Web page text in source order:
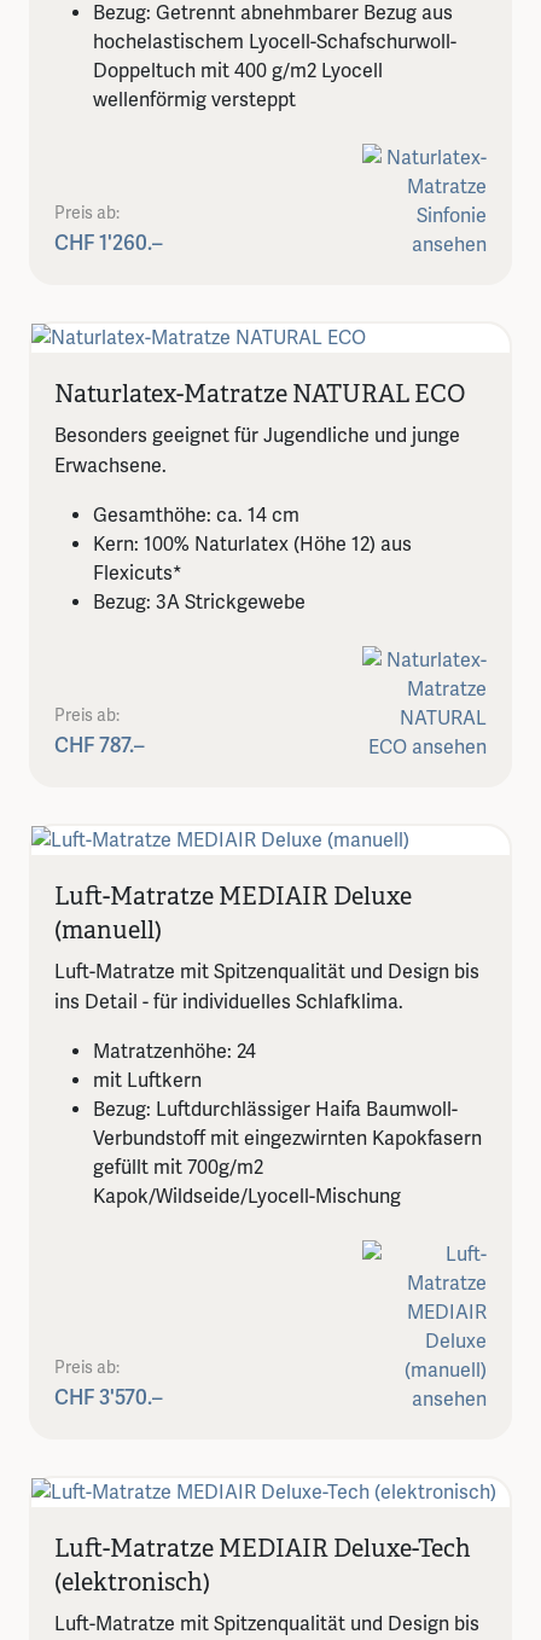
Bezug: Getrennt abnehmbarer Bezug aus
hochelastischem Lyocell-Schafschurwoll-
Doppeltuch mit 400 g/m2 Lyocell
wellenförmig versteppt
Preis ab:
CHF 1'260.–
Naturlatex-Matratze NATURAL ECO
Besonders geeignet für Jugendliche und junge
Erwachsene.
Gesamthöhe: ca. 14 cm
Kern: 100% Naturlatex (Höhe 12) aus
Flexicuts*
Bezug: 3A Strickgewebe
Preis ab:
CHF 787.–
Luft-Matratze MEDIAIR Deluxe
(manuell)
Luft-Matratze mit Spitzenqualität und Design bis
ins Detail - für individuelles Schlafklima.
Matratzenhöhe: 24
mit Luftkern
Bezug: Luftdurchlässiger Haifa Baumwoll-
Verbundstoff mit eingezwirnten Kapokfasern
gefüllt mit 700g/m2
Kapok/Wildseide/Lyocell-Mischung
Preis ab:
CHF 3'570.–
Luft-Matratze MEDIAIR Deluxe-Tech
(elektronisch)
Luft-Matratze mit Spitzenqualität und Design bis